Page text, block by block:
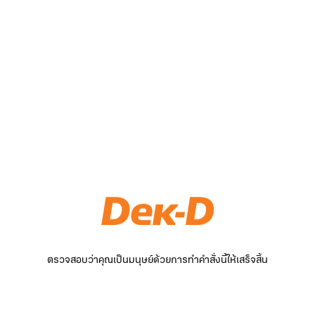
ตรวจสอบว่าคุณเป็นมนุษย์ด้วยการทำคำสั่งนี้ให้เสร็จสิ้น